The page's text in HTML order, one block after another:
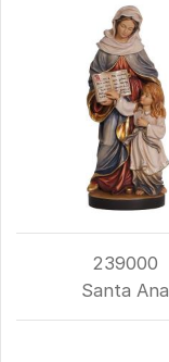
239000
Santa Ana